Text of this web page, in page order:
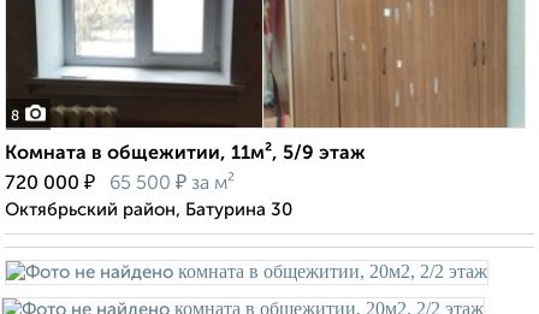
8
Комната в общежитии, 11м², 5/9 этаж
720 000 ₽ 65 500 ₽ за м²
Октябрьский район, Батурина 30